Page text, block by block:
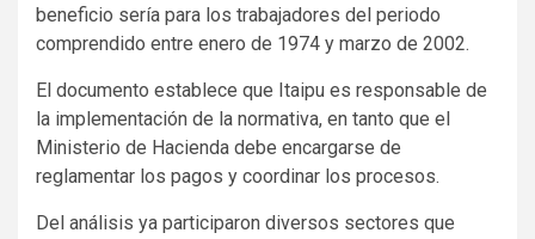
beneficio sería para los trabajadores del periodo
comprendido entre enero de 1974 y marzo de 2002.
El documento establece que Itaipu es responsable de
la implementación de la normativa, en tanto que el
Ministerio de Hacienda debe encargarse de
reglamentar los pagos y coordinar los procesos.
Del análisis ya participaron diversos sectores que